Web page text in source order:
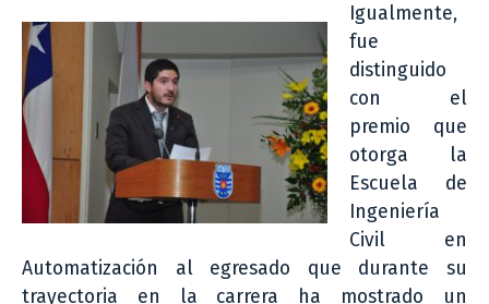
Igualmente,
fue
distinguido
con el
premio que
otorga la
Escuela de
Ingeniería
Civil en
Automatización al egresado que durante su
trayectoria en la carrera ha mostrado un